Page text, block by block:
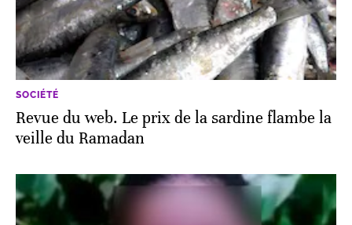
SOCIÉTÉ
Revue du web. Le prix de la sardine flambe la
veille du Ramadan